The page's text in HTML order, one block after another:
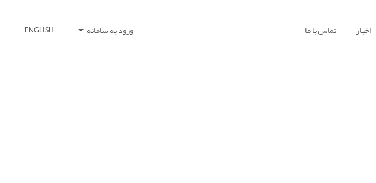
اخبار تماس با ما ورود به سامانه ENGLISH